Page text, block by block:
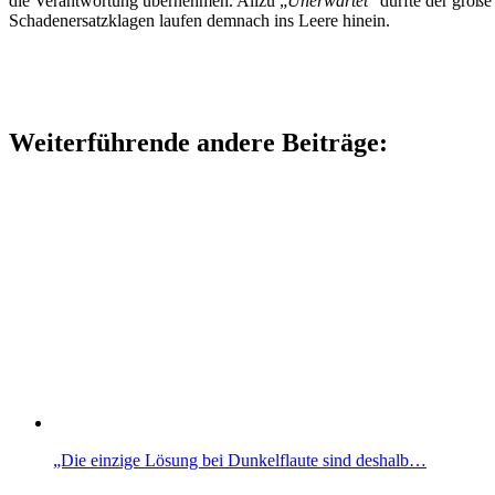
Schadenersatzklagen laufen demnach ins Leere hinein.
Weiterführende andere Beiträge:
„Die einzige Lösung bei Dunkelflaute sind deshalb…